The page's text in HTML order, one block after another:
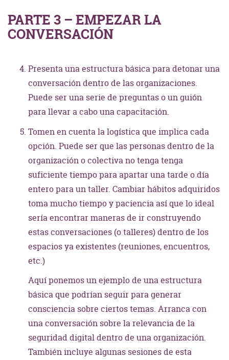
PARTE 3 – EMPEZAR LA
CONVERSACIÓN
Presenta una estructura básica para detonar una
conversación dentro de las organizaciones.
Puede ser una serie de preguntas o un guión
para llevar a cabo una capacitación.
Tomen en cuenta la logística que implica cada
opción. Puede ser que las personas dentro de la
organización o colectiva no tenga tenga
suficiente tiempo para apartar una tarde o día
entero para un taller. Cambiar hábitos adquiridos
toma mucho tiempo y paciencia así que lo ideal
sería encontrar maneras de ir construyendo
estas conversaciones (o talleres) dentro de los
espacios ya existentes (reuniones, encuentros,
etc.)
Aquí ponemos un ejemplo de una estructura
básica que podrían seguir para generar
consciencia sobre ciertos temas. Arranca con
una conversación sobre la relevancia de la
seguridad digital dentro de una organización.
También incluye algunas sesiones de esta